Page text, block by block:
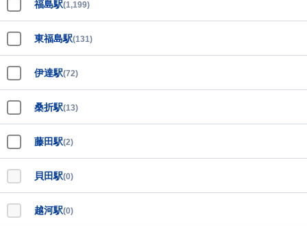
福島駅(1,199)
東福島駅(131)
伊達駅(72)
桑折駅(13)
藤田駅(2)
貝田駅(0)
越河駅(0)